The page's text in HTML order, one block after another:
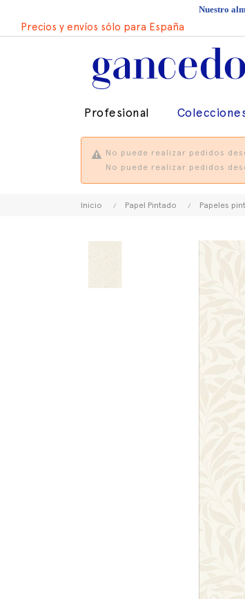
Nuestro
Precios y envíos sólo para España
Profesional
No puede realizar pedidos
No puede realizar pedidos
Inicio Papel Pintado Papeles